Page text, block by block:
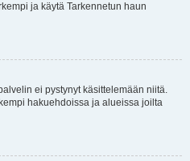
ja käytä Tarkennetun haun
ei pystynyt käsittelemään niitä.
hakuehdoissa ja alueissa joilta